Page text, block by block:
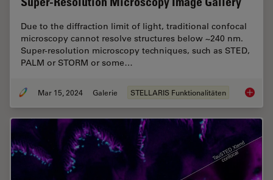
Due to the diffraction limit of light, traditional confocal
microscopy cannot resolve structures below ~240 nm.
Super-resolution microscopy techniques, such as STED,
PALM or STORM or some…
Mar 15, 2024 Galerie STELLARIS Funktionalitäten Super-